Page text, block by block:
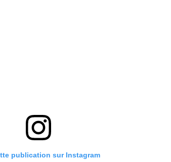
publication sur Instagram